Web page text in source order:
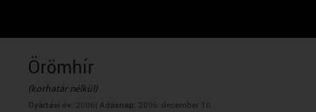
Örömhír
(korhatár nélkül)
Gyártási év: 2006| Adásnap: 2006. december 10.